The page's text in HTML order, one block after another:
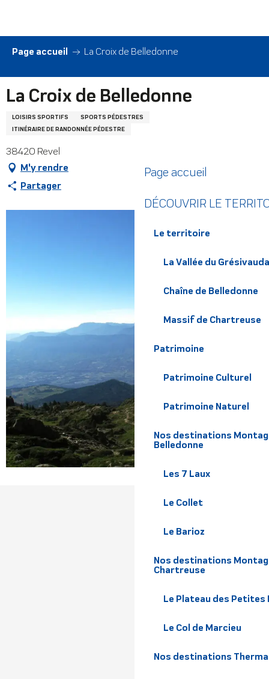
contenu
principal
Page accueil
DÉCOUVRIR LE
Le territoire
La Vallée du
Chaîne de Belledonne
Massif de Chartreuse
Patrimoine
Patrimoine Culturel
Patrimoine Naturel
Nos destinations
Belledonne
Les 7 Laux
Le Collet
Le Barioz
Nos destinations
Chartreuse
Le Plateau des Petites
Le Col de Marcieu
Nos destinations
Page accueil La Croix de Belledonne
La Croix de Belledonne
LOISIRS SPORTIFS
SPORTS PÉDESTRES
ITINÉRAIRE DE RANDONNÉE PÉDESTRE
38420 Revel
M'y rendre
Partager